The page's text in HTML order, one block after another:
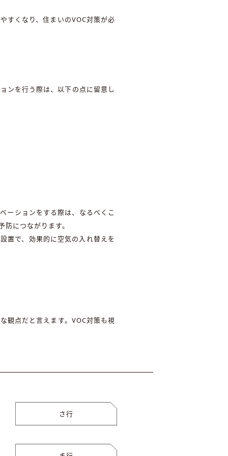
すくなり、住まいのVOC対策が必
ンを行う際は、以下の点に留意し
ーションをする際は、なるべくこ
につながります。
置で、効果的に空気の入れ替えを
観点だと言えます。VOC対策も視
さ行